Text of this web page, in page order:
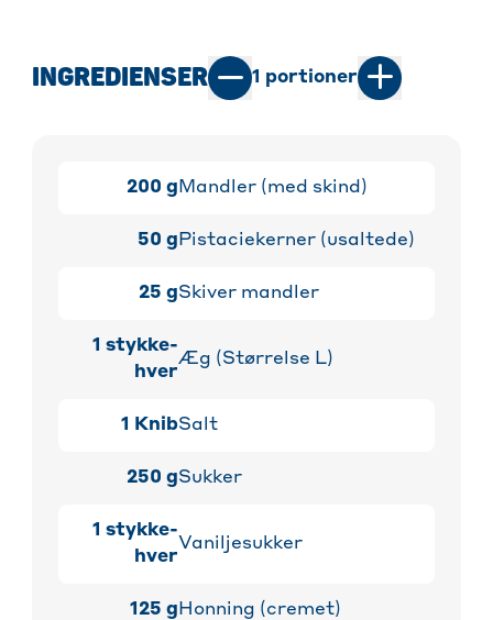
INGREDIENSER 1 portioner
200 g Mandler (med skind)
50 g Pistaciekerner (usaltede)
25 gSkiver mandler
1 stykke-
hver
Æg (Størrelse L)
1 KnibSalt
250 gSukker
1 stykke-
hver
Vaniljesukker
125 g Honning (cremet)